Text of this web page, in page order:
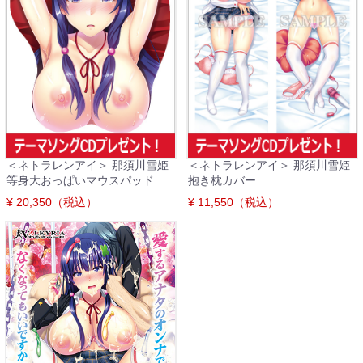
＜ネトラレンアイ＞ 那須川雪姫
等身大おっぱいマウスパッド
¥ 20,350（税込）
＜ネトラレンアイ＞ 那須川雪姫
抱き枕カバー
¥ 11,550（税込）